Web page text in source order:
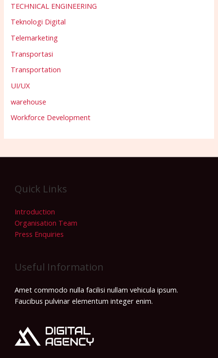
TECHNICAL ENGINEERING
Teknologi Digital
Telemarketing
Transportasi
Transportation
UI/UX
warehouse
Workforce Development
Quick Links
Introduction
Organisation Team
Press Enquiries
Useful Information
Amet commodo nulla facilisi nullam vehicula ipsum.
Faucibus pulvinar elementum integer enim.